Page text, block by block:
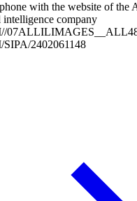
with the website of the
company
2402061148